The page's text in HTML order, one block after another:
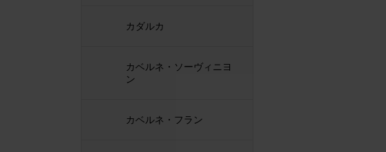
カダルカ
カベルネ・ソーヴィニヨ
ン
カベルネ・フラン